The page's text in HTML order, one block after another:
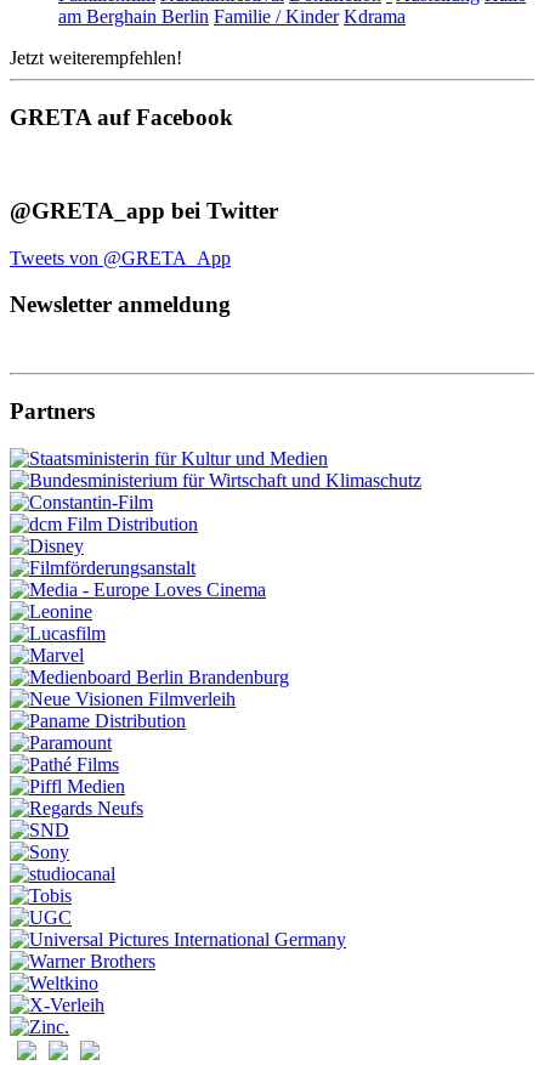
am Berghain Berlin Familie / Kinder Kdrama
Jetzt weiterempfehlen!
GRETA auf Facebook
@GRETA_app bei Twitter
Tweets von @GRETA_App
Newsletter anmeldung
Partners